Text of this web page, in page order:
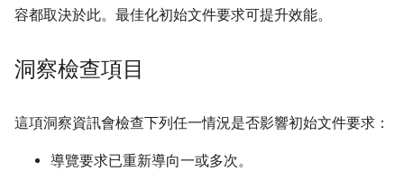
容都取決於此。最佳化初始文件要求可提升效能。
洞察檢查項目
這項洞察資訊會檢查下列任一情況是否影響初始文件要求：
導覽要求已重新導向一或多次。